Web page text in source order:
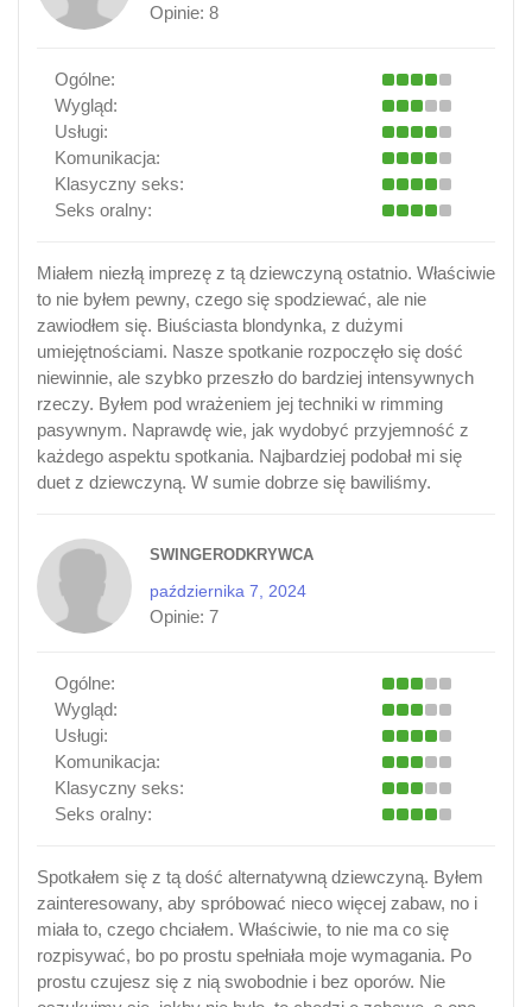
Opinie: 8
Ogólne:
Wygląd:
Usługi:
Komunikacja:
Klasyczny seks:
Seks oralny:
Miałem niezłą imprezę z tą dziewczyną ostatnio. Właściwie
to nie byłem pewny, czego się spodziewać, ale nie
zawiodłem się. Biuściasta blondynka, z dużymi
umiejętnościami. Nasze spotkanie rozpoczęło się dość
niewinnie, ale szybko przeszło do bardziej intensywnych
rzeczy. Byłem pod wrażeniem jej techniki w rimming
pasywnym. Naprawdę wie, jak wydobyć przyjemność z
każdego aspektu spotkania. Najbardziej podobał mi się
duet z dziewczyną. W sumie dobrze się bawiliśmy.
SWINGERODKRYWCA
października 7, 2024
Opinie: 7
Ogólne:
Wygląd:
Usługi:
Komunikacja:
Klasyczny seks:
Seks oralny:
Spotkałem się z tą dość alternatywną dziewczyną. Byłem
zainteresowany, aby spróbować nieco więcej zabaw, no i
miała to, czego chciałem. Właściwie, to nie ma co się
rozpisywać, bo po prostu spełniała moje wymagania. Po
prostu czujesz się z nią swobodnie i bez oporów. Nie